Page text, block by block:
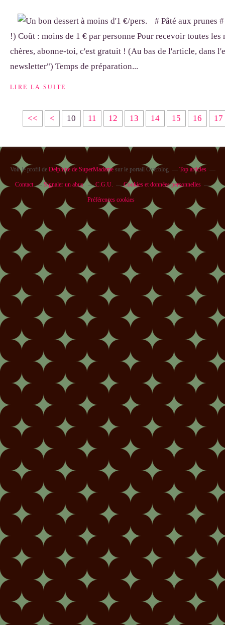
# Pâté aux prunes
!) Coût : moins de 1 € par personne Pour recevoir toutes les
chères, abonne-toi, c'est gratuit ! (Au bas de l'article, dans
newsletter") Temps de préparation...
LIRE LA SUITE
<< < 10 11 12 13 14 15 16 17
Voir le profil de Delphine de SuperMadamesur le portail Overblog Top articles
Contact Signaler un abus C.G.U. Cookies et données personnelles
Préférences cookies